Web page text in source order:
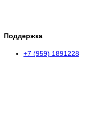
Поддержка
+7 (959) 1891228